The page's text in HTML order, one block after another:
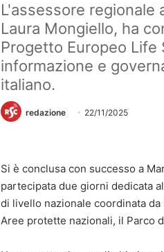
L'assessore regionale
Laura Mongiello, ha
Progetto Europeo Life
informazione e
italiano.
redazione 22/11/2025
Si è conclusa con successo a
partecipata due giorni dedicata
di livello nazionale coordinata
Aree protette nazionali, il Parco